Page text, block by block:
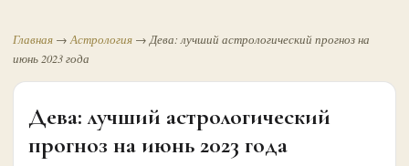
Главная → Астрология → Дева: лучший астрологический прогноз на
июнь 2023 года
Дева: лучший астрологический
прогноз на июнь 2023 года